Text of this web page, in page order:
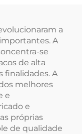
de Dama de
Honra
a
A
se
de alta
finalidades. A
melhores
e
e
próprias
de qualidade